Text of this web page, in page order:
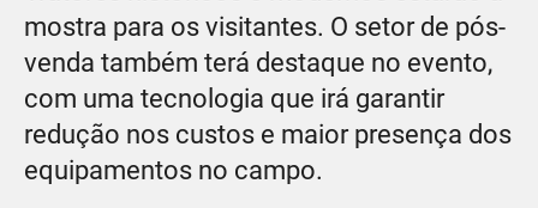
mostra para os visitantes. O setor de pós-
venda também terá destaque no evento,
com uma tecnologia que irá garantir
redução nos custos e maior presença dos
equipamentos no campo.